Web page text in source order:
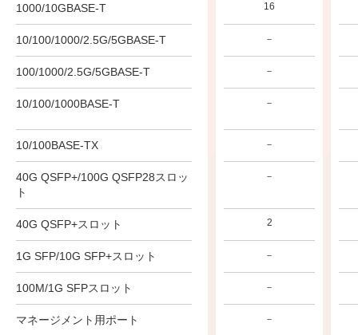
1000/10GBASE-T
10/100/1000/2.5G/5GBASE-T
100/1000/2.5G/5GBASE-T
10/100/1000BASE-T
10/100BASE-TX
40G QSFP+/100G QSFP28スロッ
ト
40G QSFP+スロット
1G SFP/10G SFP+スロット
100M/1G SFPスロット
マネージメント用ポート
16
－
－
－
－
－
2
－
－
－